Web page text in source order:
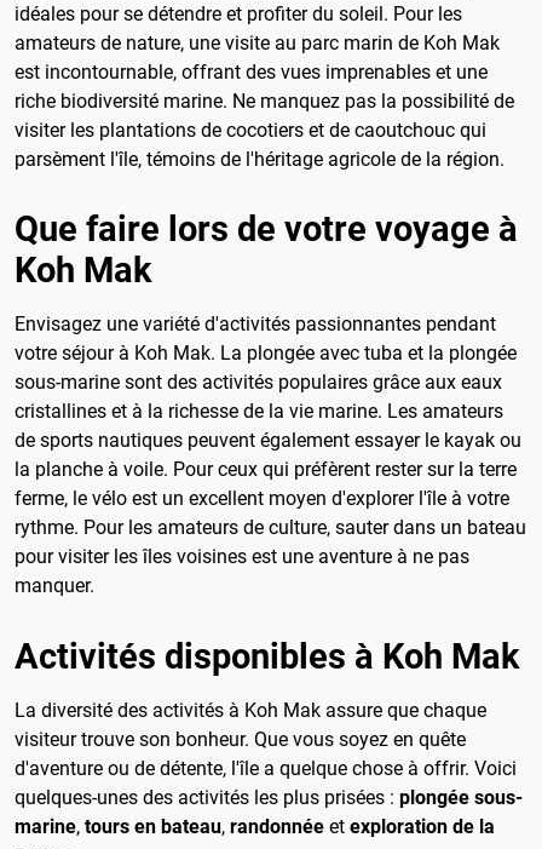
idéales pour se détendre et profiter du soleil. Pour les
amateurs de nature, une visite au parc marin de Koh Mak
est incontournable, offrant des vues imprenables et une
riche biodiversité marine. Ne manquez pas la possibilité de
visiter les plantations de cocotiers et de caoutchouc qui
parsèment l'île, témoins de l'héritage agricole de la région.
Que faire lors de votre voyage à
Koh Mak
Envisagez une variété d'activités passionnantes pendant
votre séjour à Koh Mak. La plongée avec tuba et la plongée
sous-marine sont des activités populaires grâce aux eaux
cristallines et à la richesse de la vie marine. Les amateurs
de sports nautiques peuvent également essayer le kayak ou
la planche à voile. Pour ceux qui préfèrent rester sur la terre
ferme, le vélo est un excellent moyen d'explorer l'île à votre
rythme. Pour les amateurs de culture, sauter dans un bateau
pour visiter les îles voisines est une aventure à ne pas
manquer.
Activités disponibles à Koh Mak
La diversité des activités à Koh Mak assure que chaque
visiteur trouve son bonheur. Que vous soyez en quête
d'aventure ou de détente, l'île a quelque chose à offrir. Voici
quelques-unes des activités les plus prisées : plongée sous-
marine, tours en bateau, randonnée et exploration de la